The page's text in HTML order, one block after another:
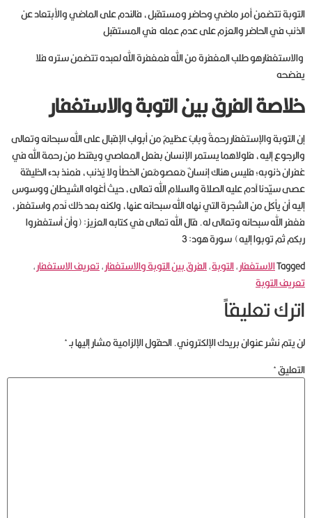
التوبة تتضمن أمر ماضي وحاضر ومستقبل، فالندم على الماضي والأبتعاد عن
الذنب في الحاضر والعزم على عدم عمله في المستقبل
والاستغفارهو طلب المغفرة من الله فمغفرة الله لعبده تتضمن ستره فلا
يفضحه
خلاصة الفرق بين التوبة والاستغفار
إن التوبة والإستغفار رحمةٌ وبابٌ عظيمٌ من أبواب الإقبال على الله سبحانه وتعالى
والرجوع إليه، فلولاهما يستمر الإنسان بفعل المعاصي ويقنط من رحمة الله في
غفران ذنوبه؛ فليس هناك إنسانٌ مَعصومٌعن الخطأ ولا يُذنب، فمنذ بدء الخليقة
عصى سيّدنا آدم عليه الصلاة والسلام الله تعالى، حيث أغواه الشيطان ووسوس
إليه أن يأكل من الشجرة التي نهاه الله سبحانه عنها، ولكنه بعد ذلك نَدم واستغفر،
فغفر الله سبحانه وتعالى له. قال الله تعالى في كتابه العزيز: (وأن أستغفروا
ربكم ثم توبوا إليه) سورة هود: 3
Taggedالاستغفار,التوبة,الفرق بين التوبة والاستغفار,تعريف الاستغفار,
تعريف التوبة
اترك تعليقاً
لن يتم نشر عنوان بريدك الإلكتروني.الحقول الإلزامية مشار إليها بـ*
التعليق*